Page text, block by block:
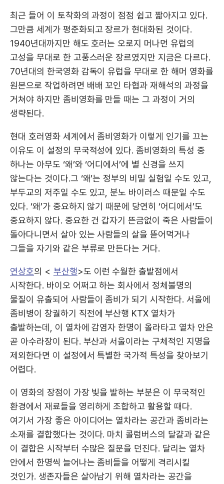
최근 들어 이 토착화의 과정이 점점 쉽고 짧아지고 있다.
그만큼 세계가 평준화되고 장르가 현대화된 것이다.
1940년대까지만 해도 호러는 오로지 머나먼 유럽의
고성을 무대로 한 고풍스러운 장르였지만 지금은 다르다.
70년대의 한국영화 감독이 유럽을 무대로 한 해머 영화를
원본으로 작업하려면 배배 꼬인 타협과 재해석의 과정을
거쳐야 하지만 좀비영화를 만들 때는 그 과정이 거의
생략된다.
현대 호러영화 세계에서 좀비영화가 이렇게 인기를 끄는
이유도 이 설정의 무국적성에 있다. 좀비영화의 특성 중
하나는 아무도 ‘왜’와 ‘어디에서’에 별 신경을 쓰지
않는다는 것이다.그 ‘왜’는 정부의 비밀 실험일 수도 있고,
부두교의 저주일 수도 있고, 분노 바이러스 때문일 수도
있다. ‘왜’가 중요하지 않기 때문에 당연히 ‘어디에서’도
중요하지 않다. 중요한 건 갑자기 뜬금없이 죽은 사람들이
돌아다니면서 살아 있는 사람들의 살을 뜯어먹거나
그들을 자기와 같은 부류로 만든다는 거다.
연상호의 < 부산행>도 이런 수월한 출발점에서
시작한다. 바이오 어쩌고 하는 회사에서 정체불명의
물질이 유출되어 사람들이 좀비가 되기 시작한다. 서울에
좀비병이 창궐하기 직전에 부산행 KTX 열차가
출발하는데, 이 열차에 감염자 한명이 올라타고 열차 안은
곧 아수라장이 된다. 부산과 서울이라는 구체적인 지명을
제외한다면 이 설정에서 특별한 국가적 특성을 찾아보기
어렵다.
이 영화의 장점이 가장 빛을 발하는 부분은 이 무국적인
환경에서 재료들을 영리하게 조합하고 활용할 때다.
여기서 가장 좋은 아이디어는 열차라는 공간과 좀비라는
소재를 결합했다는 것이다. 마치 콜럼버스의 달걀과 같은
이 결합은 시작부터 수많은 질문을 던진다. 달리는 열차
안에서 한명씩 늘어나는 좀비들을 어떻게 격리시킬
것인가. 생존자들은 살아남기 위해 열차라는 공간을